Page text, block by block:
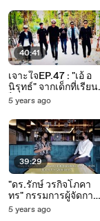
40:41
เจาะใจEP.47 : "เอ้ อ
นิรุทธ์" จากเด็กที่เรียน
ไม่จบ สู่เจ้าของบริษัท
[18 ธ.ค. 64]
5 years ago
39:29
"ดร.รักษ์ วรกิจโภคา
ทร" กรรมการผู้จัดการ
EXIM BANK |
5 years ago